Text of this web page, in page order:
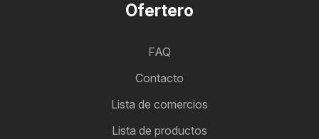
Ofertero
FAQ
Contacto
Lista de comercios
Lista de productos